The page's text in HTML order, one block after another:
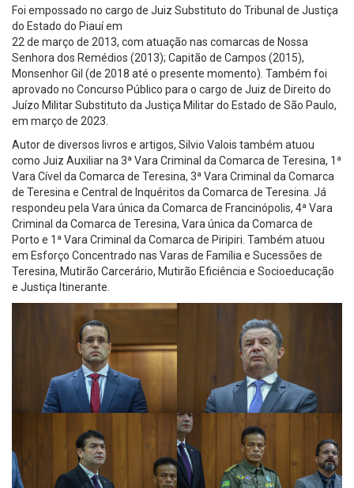
Foi empossado no cargo de Juiz Substituto do Tribunal de Justiça
do Estado do Piauí em
22 de março de 2013, com atuação nas comarcas de Nossa
Senhora dos Remédios (2013); Capitão de Campos (2015),
Monsenhor Gil (de 2018 até o presente momento). Também foi
aprovado no Concurso Público para o cargo de Juiz de Direito do
Juízo Militar Substituto da Justiça Militar do Estado de São Paulo,
em março de 2023.
Autor de diversos livros e artigos, Silvio Valois também atuou
como Juiz Auxiliar na 3ª Vara Criminal da Comarca de Teresina, 1ª
Vara Cível da Comarca de Teresina, 3ª Vara Criminal da Comarca
de Teresina e Central de Inquéritos da Comarca de Teresina. Já
respondeu pela Vara única da Comarca de Francinópolis, 4ª Vara
Criminal da Comarca de Teresina, Vara única da Comarca de
Porto e 1ª Vara Criminal da Comarca de Piripiri. Também atuou
em Esforço Concentrado nas Varas de Família e Sucessões de
Teresina, Mutirão Carcerário, Mutirão Eficiência e Socioeducação
e Justiça Itinerante.